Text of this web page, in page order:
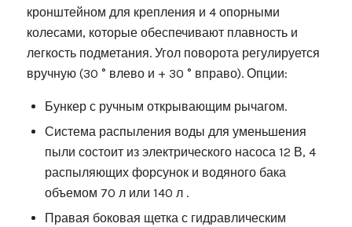
кронштейном для крепления и 4 опорными
колесами, которые обеспечивают плавность и
легкость подметания. Угол поворота регулируется
вручную (30 ° влево и + 30 ° вправо). Опции:
Бункер с ручным открывающим рычагом.
Система распыления воды для уменьшения
пыли состоит из электрического насоса 12 В, 4
распыляющих форсунок и водяного бака
объемом 70 л или 140 л .
Правая боковая щетка с гидравлическим